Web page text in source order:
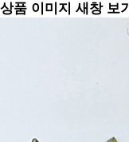
상품 이미지 새창 보기